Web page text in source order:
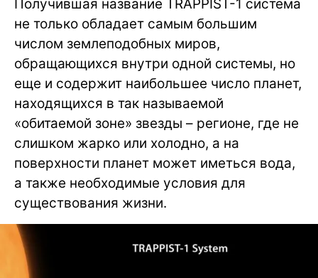
Получившая название TRAPPIST-1 система
не только обладает самым большим
числом землеподобных миров,
обращающихся внутри одной системы, но
еще и содержит наибольшее число планет,
находящихся в так называемой
«обитаемой зоне» звезды – регионе, где не
слишком жарко или холодно, а на
поверхности планет может иметься вода,
а также необходимые условия для
существования жизни.